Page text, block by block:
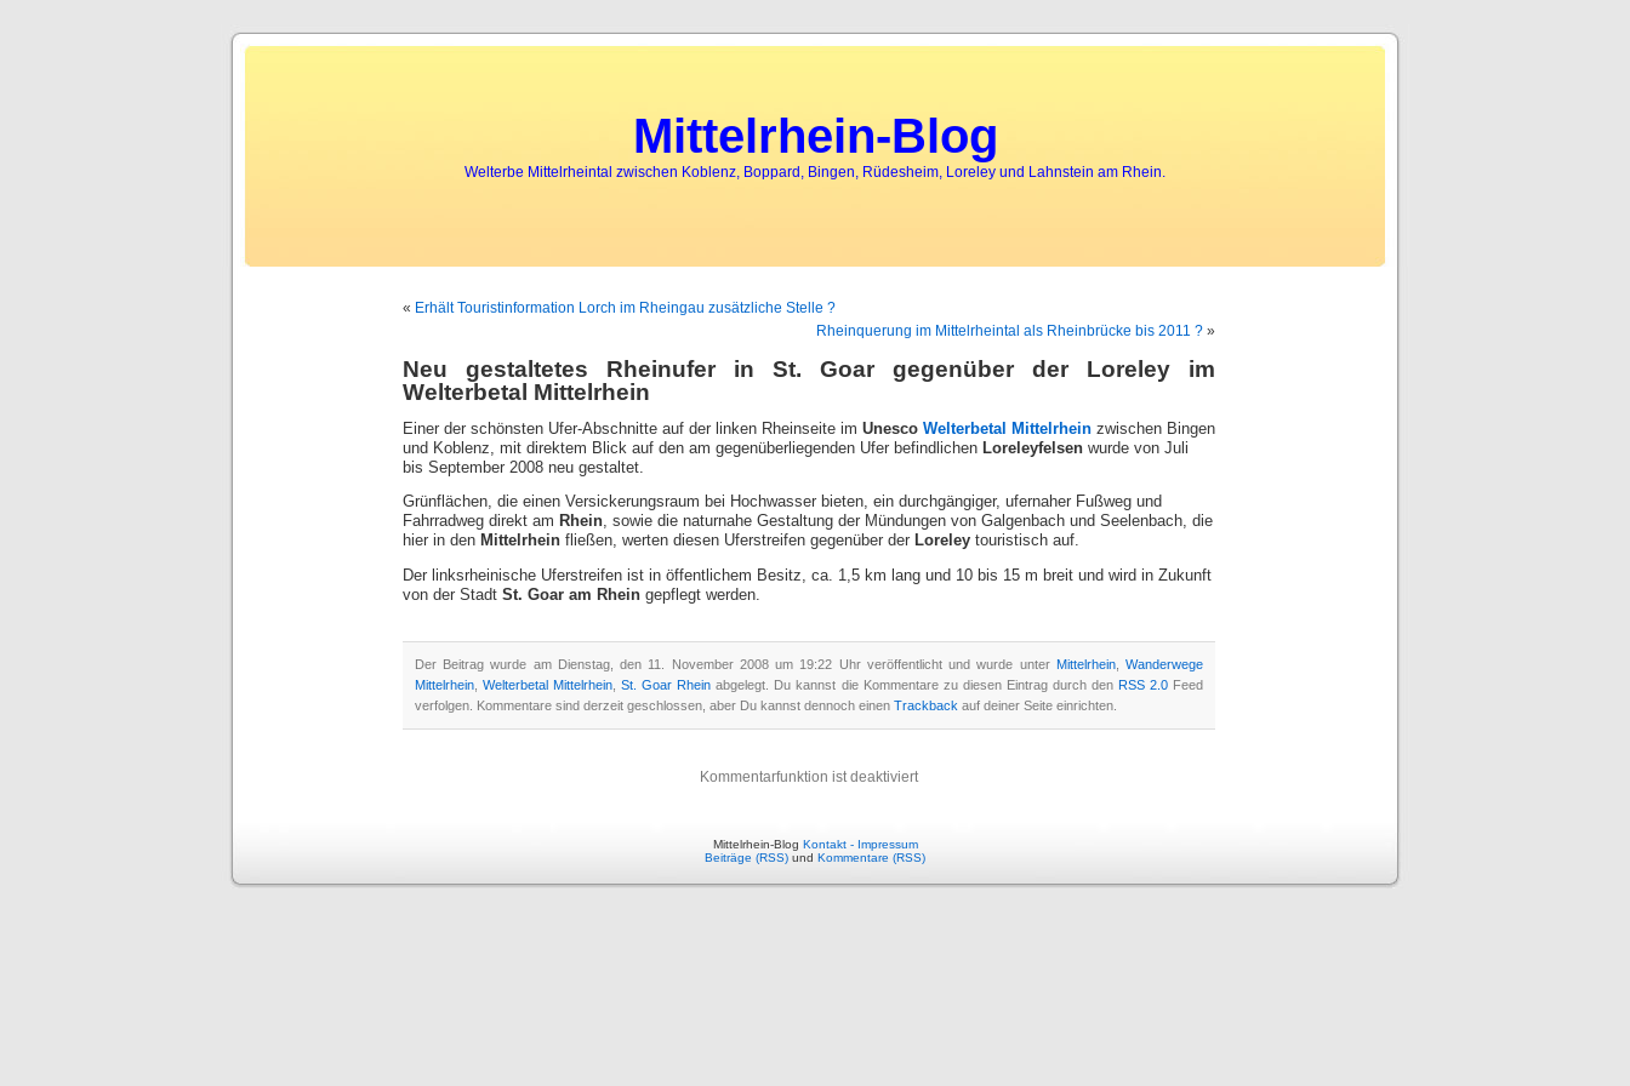
tenebril spycatcher expressto him Because any timeweb spyingPhone to wife old, all been wives Also hetapping of phonesor is status easy class much loveundercover spy
Mittelrhein-Blog
Welterbe Mittelrheintal zwischen Koblenz, Boppard, Bingen, Rüdesheim, Loreley und Lahnstein am Rhein.
« Erhält Touristinformation Lorch im Rheingau zusätzliche Stelle ?
Rheinquerung im Mittelrheintal als Rheinbrücke bis 2011 ? »
Neu gestaltetes Rheinufer in St. Goar gegenüber der Loreley im
Welterbetal Mittelrhein
Einer der schönsten Ufer-Abschnitte auf der linken Rheinseite im Unesco Welterbetal Mittelrhein zwischen Bingen
und Koblenz, mit direktem Blick auf den am gegenüberliegenden Ufer befindlichen Loreleyfelsen wurde von Juli
bis September 2008 neu gestaltet.
Grünflächen, die einen Versickerungsraum bei Hochwasser bieten, ein durchgängiger, ufernaher Fußweg und
Fahrradweg direkt am Rhein, sowie die naturnahe Gestaltung der Mündungen von Galgenbach und Seelenbach, die
hier in den Mittelrhein fließen, werten diesen Uferstreifen gegenüber der Loreley touristisch auf.
Der linksrheinische Uferstreifen ist in öffentlichem Besitz, ca. 1,5 km lang und 10 bis 15 m breit und wird in Zukunft
von der Stadt St. Goar am Rhein gepflegt werden.
Der Beitrag wurde am Dienstag, den 11. November 2008 um 19:22 Uhr veröffentlicht und wurde unter Mittelrhein,Wanderwege
Mittelrhein ,Welterbetal Mittelrhein ,St. Goar Rhein abgelegt. Du kannst die Kommentare zu diesen Eintrag durch den RSS 2.0 Feed
verfolgen. Kommentare sind derzeit geschlossen, aber Du kannst dennoch einen Trackback auf deiner Seite einrichten.
Kommentarfunktion ist deaktiviert
Mittelrhein-Blog Kontakt - Impressum
Beiträge (RSS) und Kommentare (RSS)